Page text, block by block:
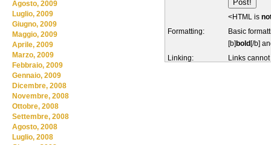
<HTML is
Formatting:
Basic
[b] bold [/b]
Linking:
Links
Agosto, 2009
Luglio, 2009
Giugno, 2009
Maggio, 2009
Aprile, 2009
Marzo, 2009
Febbraio, 2009
Gennaio, 2009
Dicembre, 2008
Novembre, 2008
Ottobre, 2008
Settembre, 2008
Agosto, 2008
Luglio, 2008